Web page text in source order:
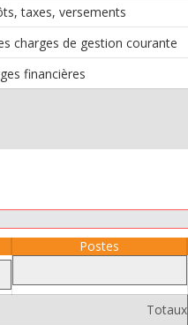
taxes, versements
charges de gestion courante
financières
Postes
Totaux